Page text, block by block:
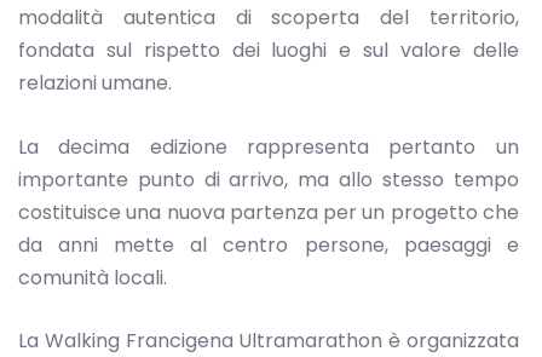
modalità autentica di scoperta del territorio,
fondata sul rispetto dei luoghi e sul valore delle
relazioni umane.
La decima edizione rappresenta pertanto un
importante punto di arrivo, ma allo stesso tempo
costituisce una nuova partenza per un progetto che
da anni mette al centro persone, paesaggi e
comunità locali.
La Walking Francigena Ultramarathon è organizzata